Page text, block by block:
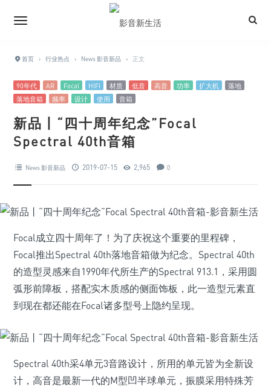
首页 › 行业热点 › News 影音新品 › 正文
90年代 AR Focal HIFI 材质 低音 高音 功率 扩大机
落地
落地音箱
频率 设计 使用 音箱
新品丨“四十周年纪念”Focal
Spectral 40th音箱
News 影音新品 2019-07-15 2,965 0
Focal成立四十周年了！为了庆祝这个重要的里程碑，
Focal推出Spectral 40th落地音箱做为纪念。Spectral 40th
的造型灵感来自1990年代所生产的Spectral 913.1，采用圆
弧形前障板，搭配实木质感的侧面饰板，此一造型元素直
到现在都还能在Focal诸多型号上隐约呈现。
Spectral 40th采4单元3音路设计，所用的单元皆为全新设
计，高音是最新一代的M型凹半球单元，振膜采用特殊芳